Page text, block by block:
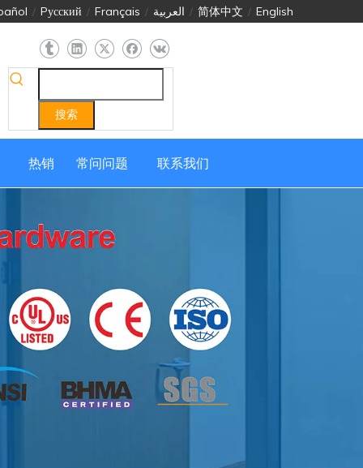
/ Pусский / Français / العربية / 简体中文 / English
搜索
热销 常问问题 联系我们